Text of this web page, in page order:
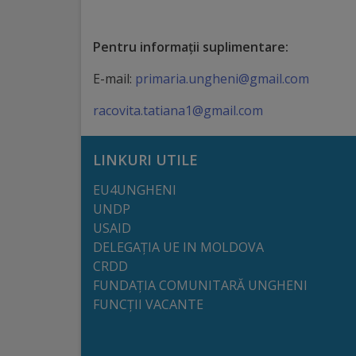
Personalități
marcante
Sportivi
performanță
Orașul
imagini
Pentru informaţii suplimentare:
E-mail: primaria.ungheni@gmail.com
racovita.tatiana1@gmail.com
LINKURI UTILE
EU4UNGHENI
UNDP
USAID
DELEGAȚIA UE IN MOLDOVA
CRDD
FUNDAȚIA COMUNITARĂ UNGHENI
FUNCȚII VACANTE